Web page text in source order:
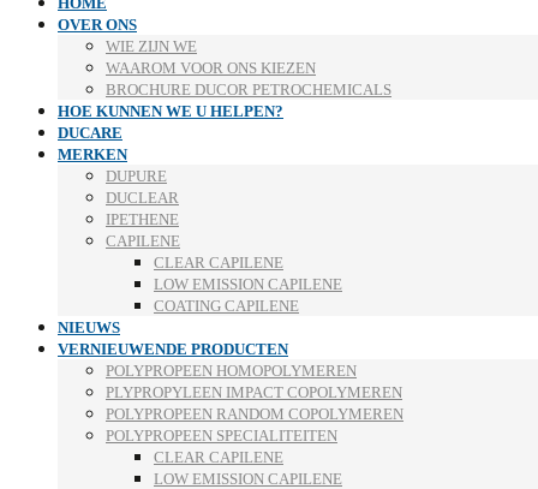
OVER ONS
WIE ZIJN WE
WAAROM VOOR ONS KIEZEN
BROCHURE DUCOR PETROCHEMICALS
HOE KUNNEN WE U HELPEN?
DUCARE
MERKEN
DUPURE
DUCLEAR
IPETHENE
CAPILENE
CLEAR CAPILENE
LOW EMISSION CAPILENE
COATING CAPILENE
NIEUWS
VERNIEUWENDE PRODUCTEN
POLYPROPEEN HOMOPOLYMEREN
PLYPROPYLEEN IMPACT COPOLYMEREN
POLYPROPEEN RANDOM COPOLYMEREN
POLYPROPEEN SPECIALITEITEN
CLEAR CAPILENE
LOW EMISSION CAPILENE